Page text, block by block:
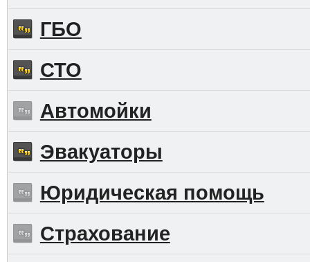
ГБО
СТО
Автомойки
Эвакуаторы
Юридическая помощь
Страхование